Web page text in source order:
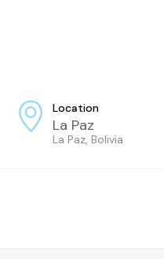
Location
La Paz
La Paz, Bolivia